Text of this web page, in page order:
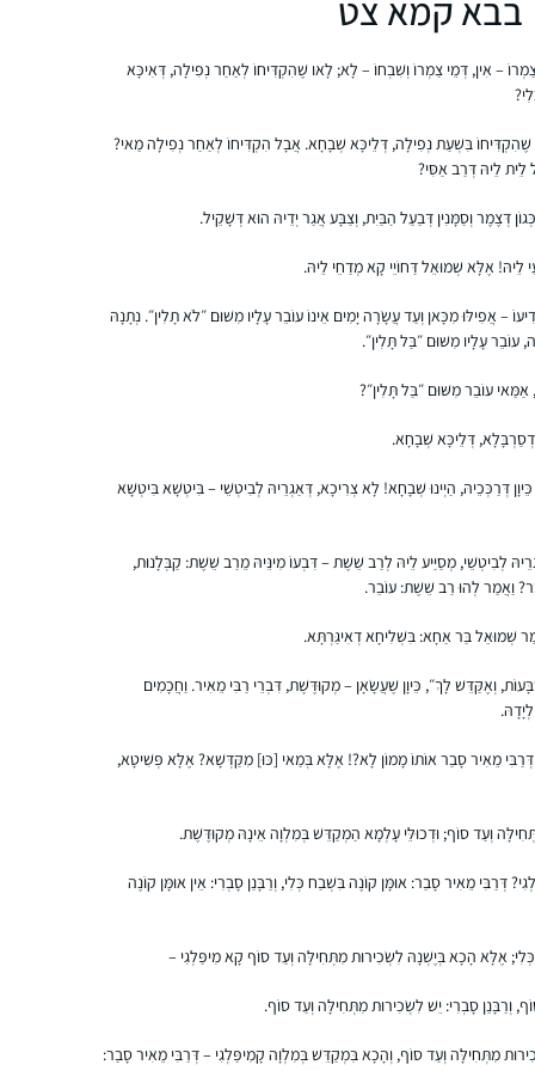
בבא קמא צט
צַמְרוֹ – אִין, דְּמֵי צַמְרוֹ וְשִׁבְחוֹ – לָא; לָאו שֶׁהִקְדִּיחוֹ לְאַחַר נְפִילָה, דְּאִיכָּא
שֶׁהִקְדִּיחוֹ בִּשְׁעַת נְפִילָה, דְּלֵיכָּא שְׁבָחָא. אֲבָל הִקְדִּיחוֹ לְאַחַר נְפִילָה מַאי?
לֵית לֵיהּ דְּרַב אַסִּי?
דְּצֶמֶר וְסַמָּנִין דְּבַעַל הַבַּיִת, וְצַבָּע אֲגַר יְדֵיהּ הוּא דְּשָׁקֵיל.
לֵיהּ! אֶלָּא שְׁמוּאֵל דַּחוֹיֵי קָא מְדַחֵי לֵיהּ.
– אֲפִילּוּ מִכָּאן וְעַד עֲשָׂרָה יָמִים אֵינוֹ עוֹבֵר עָלָיו מִשּׁוּם ״לֹא תָלִין״. נְתָנָהּ
עוֹבֵר עָלָיו מִשּׁוּם ״בַּל תָּלִין״.
עוֹבֵר מִשּׁוּם ״בַּל תָּלִין״?
דְּלֵיכָּא שְׁבָחָא.
דְּרַכְּכֵיהּ, הַיְינוּ שְׁבָחָא! לָא צְרִיכָא, דְּאַגְרֵיהּ לְבִיטְשֵׁי – בִּיטְשָׁא בִּיטְשָׁא
לְבִיטְשֵׁי, מְסַיַּיע לֵיהּ לְרַב שֵׁשֶׁת – דִּבְעוֹ מִינֵּיהּ מֵרַב שֵׁשֶׁת: קַבְּלָנוּת,
וַאֲמַר לְהוּ רַב שֵׁשֶׁת: עוֹבֵר.
שְׁמוּאֵל בַּר אַחָא: בִּשְׁלִיחָא דְאִיגַּרְתָּא.
וְאֶקַּדֵּשׁ לָךְ״, כֵּיוָן שֶׁעֲשָׂאָן – מְקוּדֶּשֶׁת, דִּבְרֵי רַבִּי מֵאִיר. וַחֲכָמִים
דְּרַבִּי מֵאִיר סָבַר אוֹתוֹ מָמוֹן לָא?! אֶלָּא בְּמַאי [כּוּ] מִקַּדְּשָׁא? אֶלָּא פְּשִׁיטָא,
וְעַד סוֹף; וּדְכוּלֵּי עָלְמָא הַמְקַדֵּשׁ בְּמִלְוָה אֵינָהּ מְקוּדֶּשֶׁת.
דְּרַבִּי מֵאִיר סָבַר: אוּמָּן קוֹנֶה בִּשְׁבַח כְּלִי, וְרַבָּנַן סָבְרִי: אֵין אוּמָּן קוֹנֶה
אֶלָּא הָכָא בְּיֶשְׁנָהּ לִשְׂכִירוּת מִתְּחִילָּה וְעַד סוֹף קָא מִיפַּלְגִי –
וְרַבָּנַן סָבְרִי: יֵשׁ לִשְׂכִירוּת מִתְּחִילָּה וְעַד סוֹף.
מִתְּחִילָּה וְעַד סוֹף, וְהָכָא בִּמְקַדֵּשׁ בְּמִלְוָה קָמִיפַּלְגִי – דְּרַבִּי מֵאִיר סָבַר:
התחלתי ללמוד דף יומי אחרי שחזרתי בתשובה
ולמדתי במדרשה במגדל עוז. הלימוד טוב
”קטנים” ועד לערכים גדולים ביהדות. חשוב לי
שלי פתחה קבוצת ווטסאפ ללימוד דף יומי
לתוך היום-יום שלי והפך לאחד ממגדירי הזהות
ירושלים, ישראל
נחשפתי לחגיגות המרגשות באירועי הסיום ברחבי
למעגל הלומדות. הסבב התחיל כאשר הייתי
בתחילת דרכי בתוכנית קרן אריאל להכשרת
יועצות הלכה של נשמ”ת. לא הצלחתי להוסיף את
של תוכנית היועצות. בבוקר למחרת המבחן
הסופי בנשמ”ת, התחלתי את לימוד הדף במסכת
קרית גת, ישראל
טובות לאורך כל הדרך. מאז הסיום הגדול יש
אני לומדת בשיטת ה”7 דפים בשבוע” של הרבנית
ללמוד כל יום, העיקר שגמרת ארבעה דפים
בשבוע
עתניאל, ישראל